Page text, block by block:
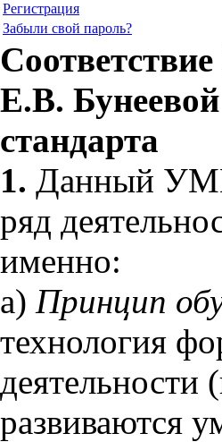
Регистрация
Забыли свой пароль?
Е.В.
стандарта
1. Данный УМК
ряд
именно:
а) Принцип
технология
деятельности
развиваются